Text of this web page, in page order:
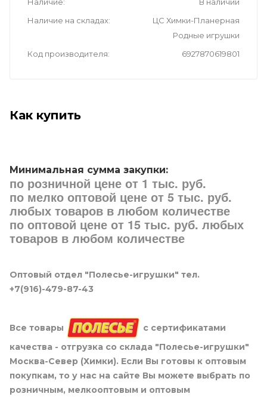
Наличие
В наличии
Наличие на складах
ЦС Химки-Планерная
Родные игрушки
Код производителя
6927870619801
Как купить
Минимальная сумма закупки:
по розничной цене от 1 тыс. руб.
по мелко оптовой цене от 5 тыс. руб.
любых товаров в любом количестве
по оптовой цене от 15 тыс. руб. любых
товаров в любом количестве
Оптовый отдел "Полесье-игрушки" тел.
+7(916)-479-87-43
Все товары
с сертификатами
качества - отгрузка со склада "Полесье-игрушки"
Москва-Север (Химки). Если Вы готовы к оптовым
покупкам, то у нас на сайте Вы можете выбрать по
розничным, мелкооптовым и оптовым